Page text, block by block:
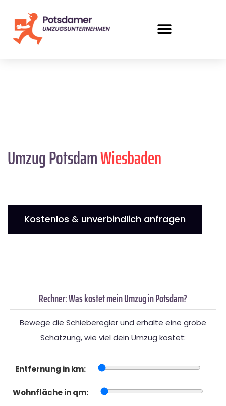
Umzug PotsdamWiesbaden
Kostenlos & unverbindlich anfragen
Rechner: Was kostet mein Umzug in Potsdam?
Bewege die Schieberegler und erhalte eine grobe
Schätzung, wie viel dein Umzug kostet:
Entfernung in km:
Wohnfläche in qm: